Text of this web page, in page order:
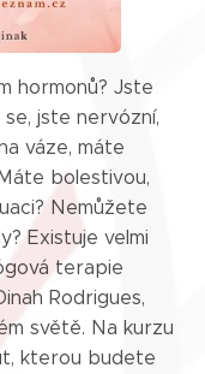
hormonů? Jste
jste nervózní,
váze, máte
bolestivou,
Nemůžete
Existuje velmi
terapie
Rodrigues,
světě. Na kurzu
kterou budete